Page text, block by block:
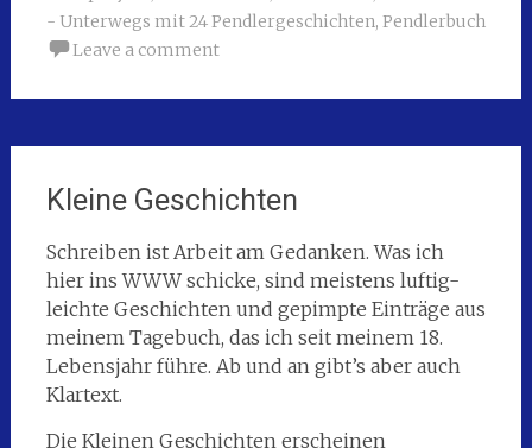
- Unterwegs mit 24 Pendlergeschichten, Pendlerbuch
Leave a comment
Kleine Geschichten
Schreiben ist Arbeit am Gedanken. Was ich
hier ins WWW schicke, sind meistens luftig-
leichte Geschichten und gepimpte Einträge aus
meinem Tagebuch, das ich seit meinem 18.
Lebensjahr führe. Ab und an gibt’s aber auch
Klartext.
Die Kleinen Geschichten erscheinen